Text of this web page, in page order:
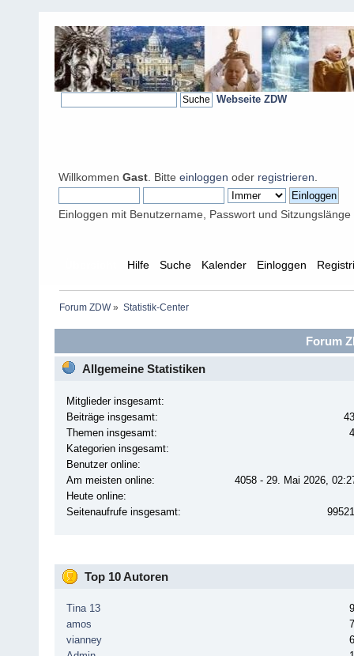
Webseite ZDW
Willkommen Gast . Bitte einloggen oder registrieren
Einloggen mit Benutzername, Passwort und Sitzungslänge
Hilfe Suche Kalender Einloggen
Forum ZDW» Statistik-Center
Forum
Allgemeine Statistiken
Mitglieder insgesamt:
Beiträge insgesamt:
Themen insgesamt:
Kategorien insgesamt:
Benutzer online:
Am meisten online:
4058 - 29. Mai 2026,
Heute online:
Seitenaufrufe insgesamt:
Top 10 Autoren
Tina 13
amos
vianney